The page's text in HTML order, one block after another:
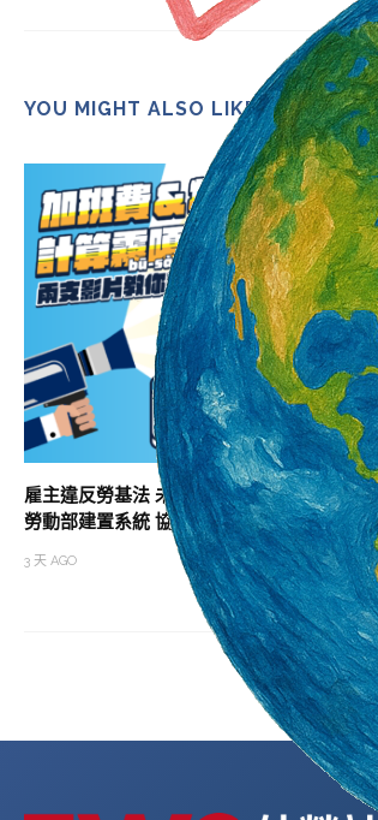
YOU MIGHT ALSO LIKE
雇主違反勞基法 未依法給付加班費居冠
勞動部建置系統 協助勞雇快速試算加班費
3 天 AGO